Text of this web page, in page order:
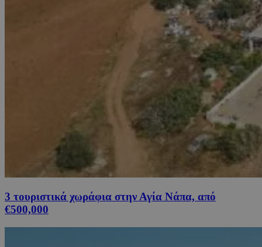
3 τουριστικά χωράφια στην Αγία Νάπα, από
€500,000